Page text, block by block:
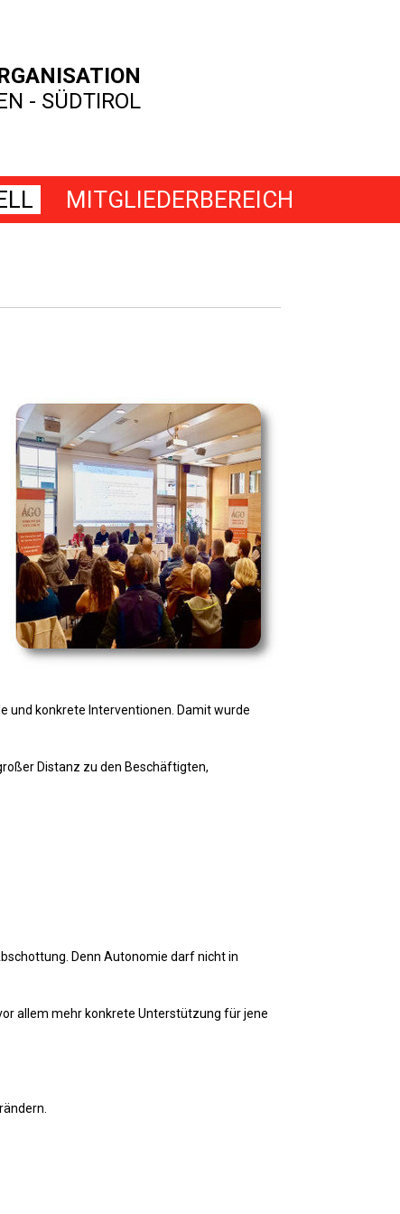
- SÜDTIROL
MITGLIEDERBEREICH
und konkrete Interventionen. Damit wurde
Distanz zu den Beschäftigten,
Denn Autonomie darf nicht in
allem mehr konkrete Unterstützung für jene